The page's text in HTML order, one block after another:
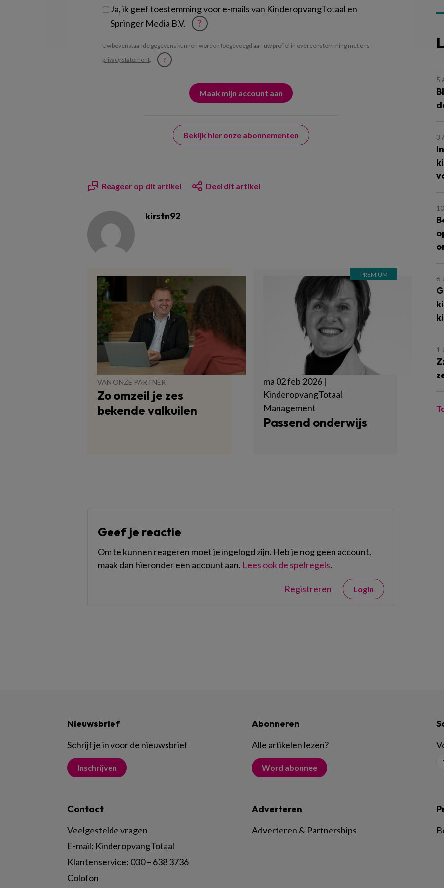
Ja, ik geef toestemming voor e-mails van KinderopvangTotaal en
Springer Media B.V.
?
Uw bovenstaande gegevens kunnen worden toegevoegd aan uw profiel in overeenstemming met ons
privacy statement. ?
Bekijk hier onze abonnementen
Reageer op dit artikel Deel dit artikel
kirstn92
VAN ONZE PARTNER
Zo omzeil je zes
bekende valkuilen
ma 02 feb 2026 |
KinderopvangTotaal
Management
Passend onderwijs
Geef je reactie
Om te kunnen reageren moet je ingelogd zijn. Heb je nog geen account,
maak dan hieronder een account aan. Lees ook de spelregels.
Registreren Login
5
3
6
1
Nieuwsbrief
Schrijf je in voor de nieuwsbrief
Inschrijven
Abonneren
Alle artikelen lezen?
Word abonnee
Contact
Veelgestelde vragen
E-mail: KinderopvangTotaal
Klantenservice: 030 – 638 3736
Colofon
Adverteren
Adverteren & Partnerships